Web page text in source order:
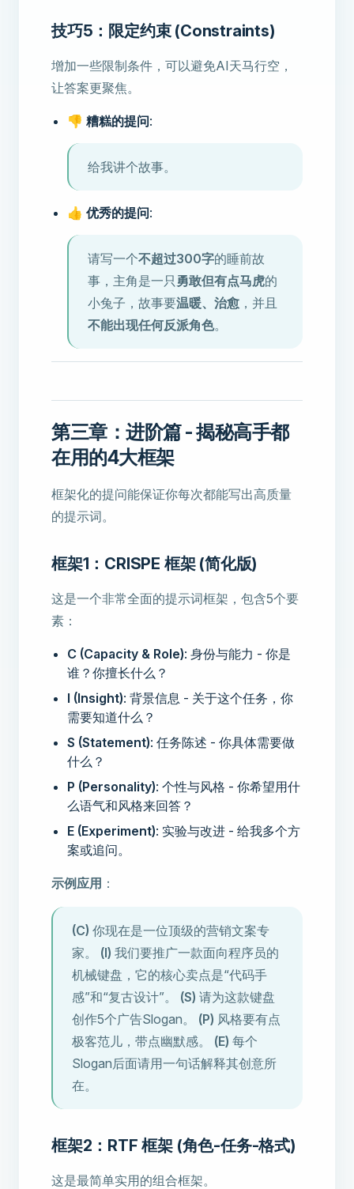
技巧5：限定约束 (Constraints)
增加一些限制条件，可以避免AI天马行空，
让答案更聚焦。
👎 糟糕的提问:
给我讲个故事。
👍 优秀的提问:
请写一个不超过300字的睡前故
事，主角是一只 勇敢但有点马虎的
小兔子，故事要温暖、治愈 ，并且
不能出现任何反派角色。
第三章：进阶篇 - 揭秘高手都
在用的4大框架
框架化的提问能保证你每次都能写出高质量
的提示词。
框架1：CRISPE 框架 (简化版)
这是一个非常全面的提示词框架，包含5个要
素：
C (Capacity & Role): 身份与能力 - 你是
谁？你擅长什么？
I (Insight): 背景信息 - 关于这个任务，你
需要知道什么？
S (Statement): 任务陈述 - 你具体需要做
什么？
P (Personality): 个性与风格 - 你希望用什
么语气和风格来回答？
E (Experiment): 实验与改进 - 给我多个方
案或追问。
示例应用 ：
(C) 你现在是一位顶级的营销文案专
家。 (I) 我们要推广一款面向程序员的
机械键盘，它的核心卖点是“代码手
感”和“复古设计”。 (S) 请为这款键盘
创作5个广告Slogan。 (P) 风格要有点
极客范儿，带点幽默感。 (E) 每个
Slogan后面请用一句话解释其创意所
在。
框架2：RTF 框架 (角色-任务-格式)
这是最简单实用的组合框架。